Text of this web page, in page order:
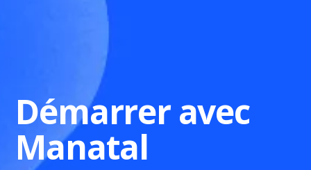
Démarrer avec
Manatal